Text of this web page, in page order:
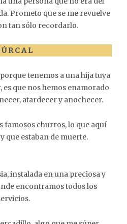
Prometo que se me revuelve
tan sólo recordarlo.
R C A L
tenemos a una hija tuya
es que nos hemos enamorado
atardecer y anochecer.
famosos churros, lo que aquí
que estaban de muerte.
instalada en una preciosa y
encontramos todos los